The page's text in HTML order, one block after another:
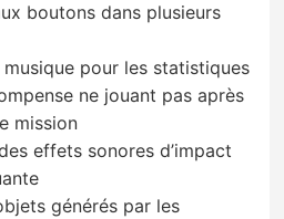
boutons dans plusieurs
pour les statistiques
ne jouant pas après
mission
effets sonores d’impact
générés par les